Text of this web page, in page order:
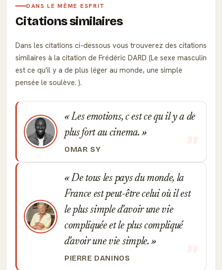
DANS LE MÊME ESPRIT
Citations similaires
Dans les citations ci-dessous vous trouverez des citations
similaires à la citation de Frédéric DARD (Le sexe masculin
est ce qu'il y a de plus léger au monde, une simple
pensée le soulève. ).
Les emotions, c est ce qu il y a de
plus fort au cinema.
OMAR SY
De tous les pays du monde, la
France est peut-être celui où il est
le plus simple d'avoir une vie
compliquée et le plus compliqué
d'avoir une vie simple.
PIERRE DANINOS